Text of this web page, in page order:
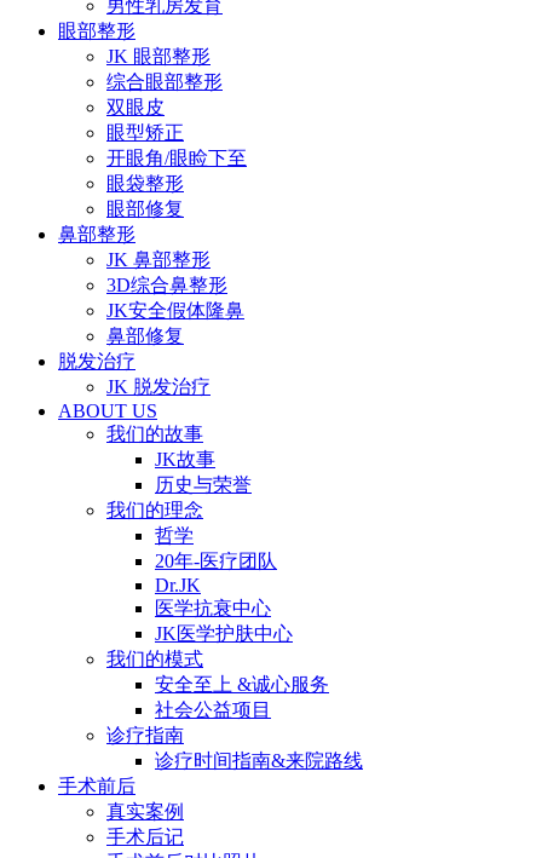
男性乳房发育
眼部整形
JK 眼部整形
综合眼部整形
双眼皮
眼型矫正
开眼角/眼睑下至
眼袋整形
眼部修复
鼻部整形
JK 鼻部整形
3D综合鼻整形
JK安全假体隆鼻
鼻部修复
脱发治疗
JK 脱发治疗
ABOUT US
我们的故事
JK故事
历史与荣誉
我们的理念
哲学
20年-医疗团队
Dr.JK
医学抗衰中心
JK医学护肤中心
我们的模式
安全至上 &诚心服务
社会公益项目
诊疗指南
诊疗时间指南&来院路线
手术前后
真实案例
手术后记